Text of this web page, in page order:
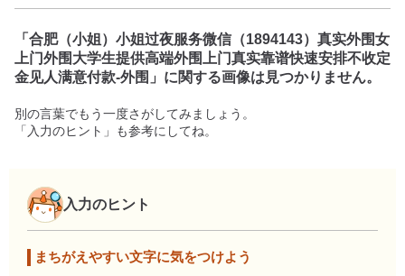
べ
よ
う
「 合肥（小姐）小姐过夜服务微信（1894143）真实外围女
上门外围大学生提供高端外围上门真实靠谱快速安排不收定
金见人满意付款-外围 」に関する画像は見つかりません。
別の言葉でもう一度さがしてみましょう。
「入力のヒント」も参考にしてね。
入力のヒント
まちがえやすい文字に気をつけよう